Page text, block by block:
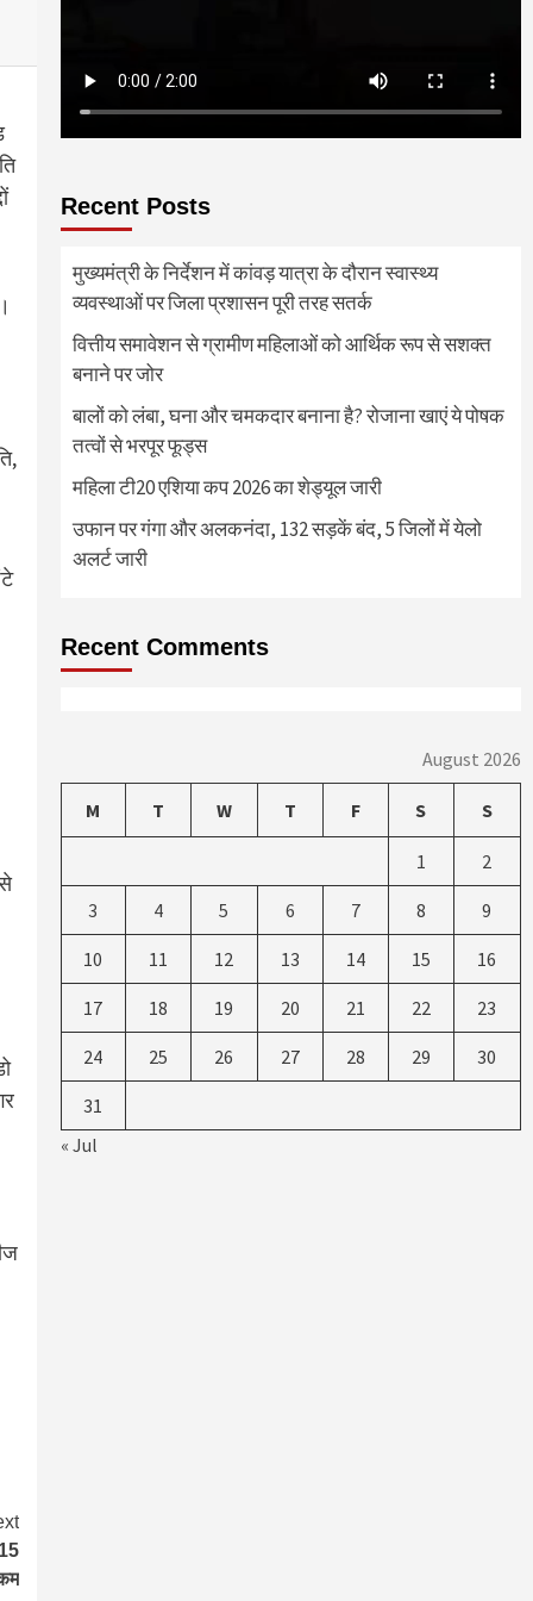
Recent Posts
मुख्यमंत्री के निर्देशन में कांवड़ यात्रा के दौरान स्वास्थ्य
व्यवस्थाओं पर जिला प्रशासन पूरी तरह सतर्क
वित्तीय समावेशन से ग्रामीण महिलाओं को आर्थिक रूप से सशक्त
बनाने पर जोर
बालों को लंबा, घना और चमकदार बनाना है? रोजाना खाएं ये पोषक
तत्वों से भरपूर फूड्स
महिला टी20 एशिया कप 2026 का शेड्यूल जारी
उफान पर गंगा और अलकनंदा, 132 सड़कें बंद, 5 जिलों में येलो
अलर्ट जारी
Recent Comments
August 2026
M T W T F S S
1 2
3 4 5 6 7 8 9
10 11 12 13 14 15 16
17 18 19 20 21 22 23
24 25 26 27 28 29 30
31
« Jul